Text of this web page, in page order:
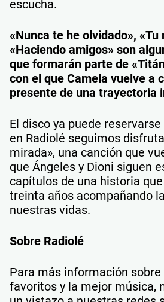
escucha.
«Nunca te he olvidado», «Tu
«Haciendo amigos» son
que formarán parte de
con el que Camela vuelve a
presente de una trayectoria
El disco ya puede
en Radiolé seguimos
mirada», una canción que
que Ángeles y Dioni siguen
capítulos de una historia
treinta años acompañando
nuestras vidas.
Sobre Radiolé
Para más información
favoritos y la mejor música,